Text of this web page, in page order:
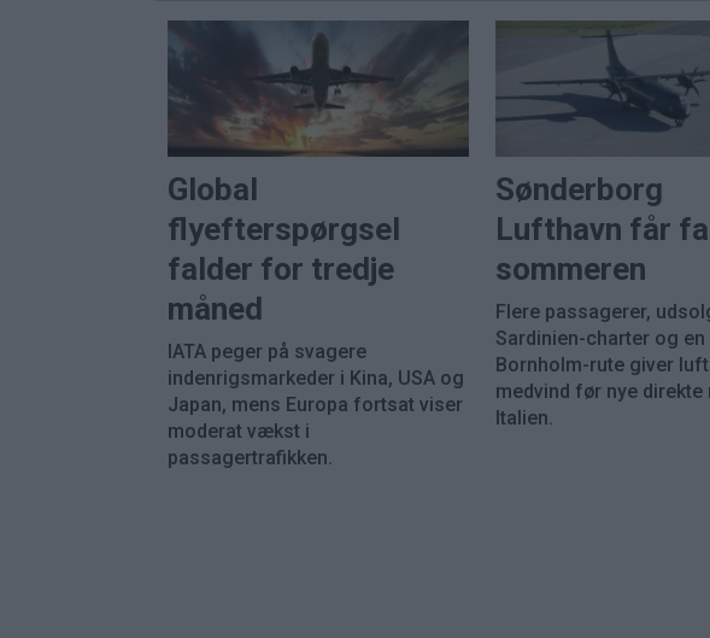
Global
flyefterspørgsel
falder for tredje
måned
IATA peger på svagere
indenrigsmarkeder i Kina, USA og
Japan, mens Europa fortsat viser
moderat vækst i
passagertrafikken.
Sønderborg
Lufthavn får
sommeren
Flere passagerer,
Sardinien-charter og
Bornholm-rute giver
medvind før nye direkte
Italien.